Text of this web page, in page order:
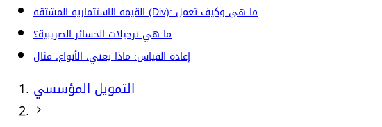
القيمة الاستثمارية المشتقة (Div): ما هي وكيف تعمل
ما هي ترحيلات الخسائر الضريبية؟
إعادة القياس: ماذا يعني، الأنواع، مثال
التمويل المؤسسي